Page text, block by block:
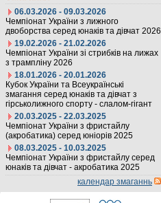
06.03.2026 - 09.03.2026
Чемпіонат України з лижного
двоборства серед юнаків та дівчат 2026
19.02.2026 - 21.02.2026
Чемпіонат України зі стрибків на лижах
з трампліну 2026
18.01.2026 - 20.01.2026
Кубок України та Всеукраїнські
змагання серед юнаків та дівчат з
гірськолижного спорту - слалом-гігант
20.03.2025 - 22.03.2025
Чемпіонат України з фристайлу
(акробатика) серед юніорів 2025
08.03.2025 - 10.03.2025
Чемпіонат України з фристайлу серед
юнаків та дівчат - акробатика 2025
календар змаганнь